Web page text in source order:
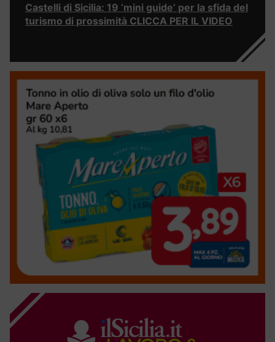
Castelli di Sicilia: 19 ‘mini guide’ per la sfida del
turismo di prossimità CLICCA PER IL VIDEO